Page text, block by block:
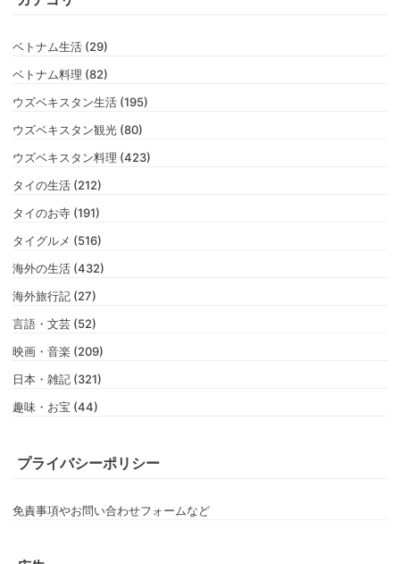
ベトナム生活 (29)
ベトナム料理 (82)
ウズベキスタン生活 (195)
ウズベキスタン観光 (80)
ウズベキスタン料理 (423)
タイの生活 (212)
タイのお寺 (191)
タイグルメ (516)
海外の生活 (432)
海外旅行記 (27)
言語・文芸 (52)
映画・音楽 (209)
日本・雑記 (321)
趣味・お宝 (44)
プライバシーポリシー
免責事項やお問い合わせフォームなど